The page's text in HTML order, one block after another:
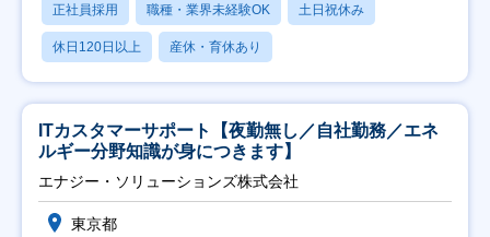
正社員採用 職種・業界未経験OK 土日祝休み
休日120日以上 産休・育休あり
ITカスタマーサポート【夜勤無し／自社勤務／エネ
ルギー分野知識が身につきます】
エナジー・ソリューションズ株式会社
東京都